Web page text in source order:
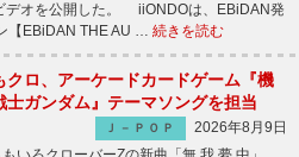
デオを公開した。 iiONDOは、EBiDAN発
【EBiDAN THE AU … 続きを読む
クロ、アーケードカードゲーム『機
士ガンダム』テーマソングを担当
Ｊ－ＰＯＰ
2026年8月9日